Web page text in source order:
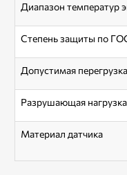
Диапазон температур
Степень защиты по
Допустимая
Разрушающая
Материал датчика